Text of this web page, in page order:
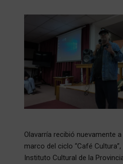
Olavarría recibió nuevamente
marco del ciclo “Café
Instituto Cultural de la